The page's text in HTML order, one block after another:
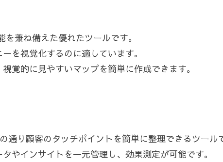
兼ね備えた優れたツールです。
を視覚化するのに適しています。
覚的に見やすいマップを簡単に作成できます。
り顧客のタッチポイントを簡単に整理できるツール
やインサイトを一元管理し、効果測定が可能です。